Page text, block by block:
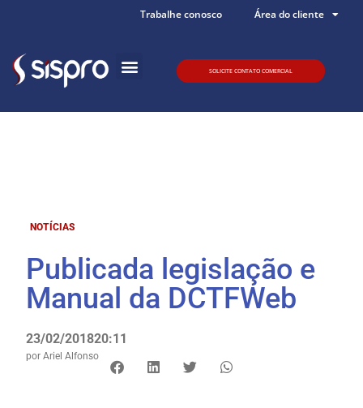
Trabalhe conosco Área do cliente
SOLICITE CONTATO COMERCIAL
NOTÍCIAS
Publicada legislação e
Manual da DCTFWeb
23/02/201820:11
por Ariel Alfonso